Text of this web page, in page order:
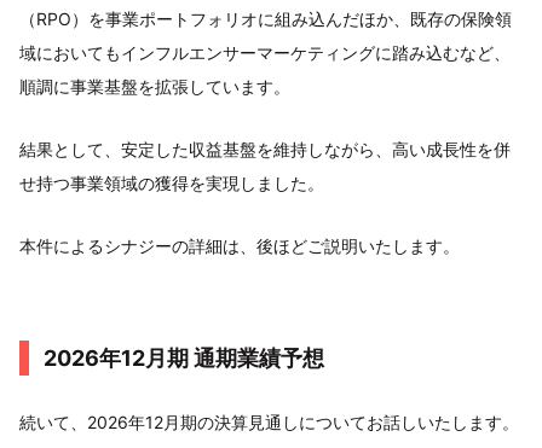
（RPO）を事業ポートフォリオに組み込んだほか、既存の保険領
域においてもインフルエンサーマーケティングに踏み込むなど、
順調に事業基盤を拡張しています。
結果として、安定した収益基盤を維持しながら、高い成長性を併
せ持つ事業領域の獲得を実現しました。
本件によるシナジーの詳細は、後ほどご説明いたします。
2026年12月期 通期業績予想
続いて、2026年12月期の決算見通しについてお話しいたします。